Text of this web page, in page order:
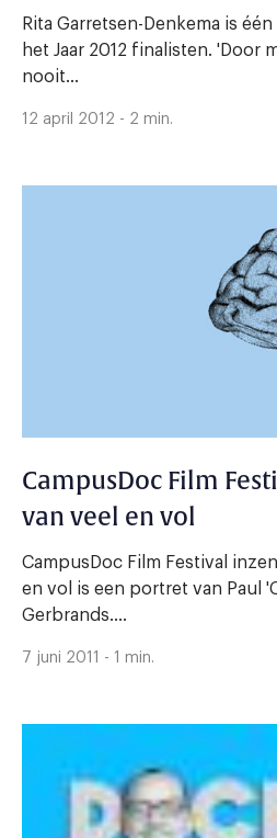
Rita Garretsen-Denkema is
het Jaar 2012 finalisten. 'Door
nooit...
12 april 2012 - 2 min.
CampusDoc Film
van veel en vol
CampusDoc Film Festival
en vol is een portret van Paul
Gerbrands....
7 juni 2011 - 1 min.